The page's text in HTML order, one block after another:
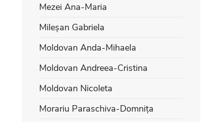
Mezei Ana-Maria
Mileșan Gabriela
Moldovan Anda-Mihaela
Moldovan Andreea-Cristina
Moldovan Nicoleta
Morariu Paraschiva-Domnița